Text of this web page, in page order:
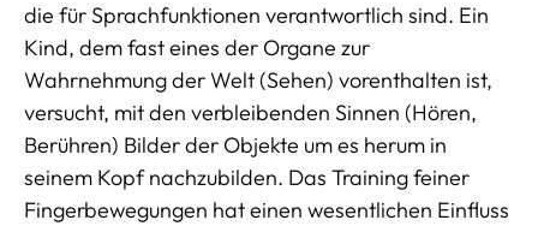
die für Sprachfunktionen verantwortlich sind. Ein
Kind, dem fast eines der Organe zur
Wahrnehmung der Welt (Sehen) vorenthalten ist,
versucht, mit den verbleibenden Sinnen (Hören,
Berühren) Bilder der Objekte um es herum in
seinem Kopf nachzubilden. Das Training feiner
Fingerbewegungen hat einen wesentlichen Einfluss